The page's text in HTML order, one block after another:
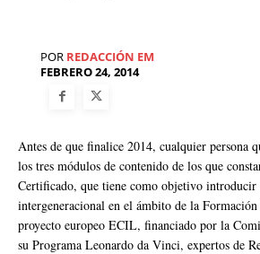
POR REDACCIÓN EM
FEBRERO 24, 2014
Antes de que finalice 2014, cualquier persona
los tres módulos de contenido de los que
Certificado, que tiene como objetivo introducir
intergeneracional en el ámbito de la
proyecto europeo ECIL, financiado por la
su Programa Leonardo da Vinci, expertos de